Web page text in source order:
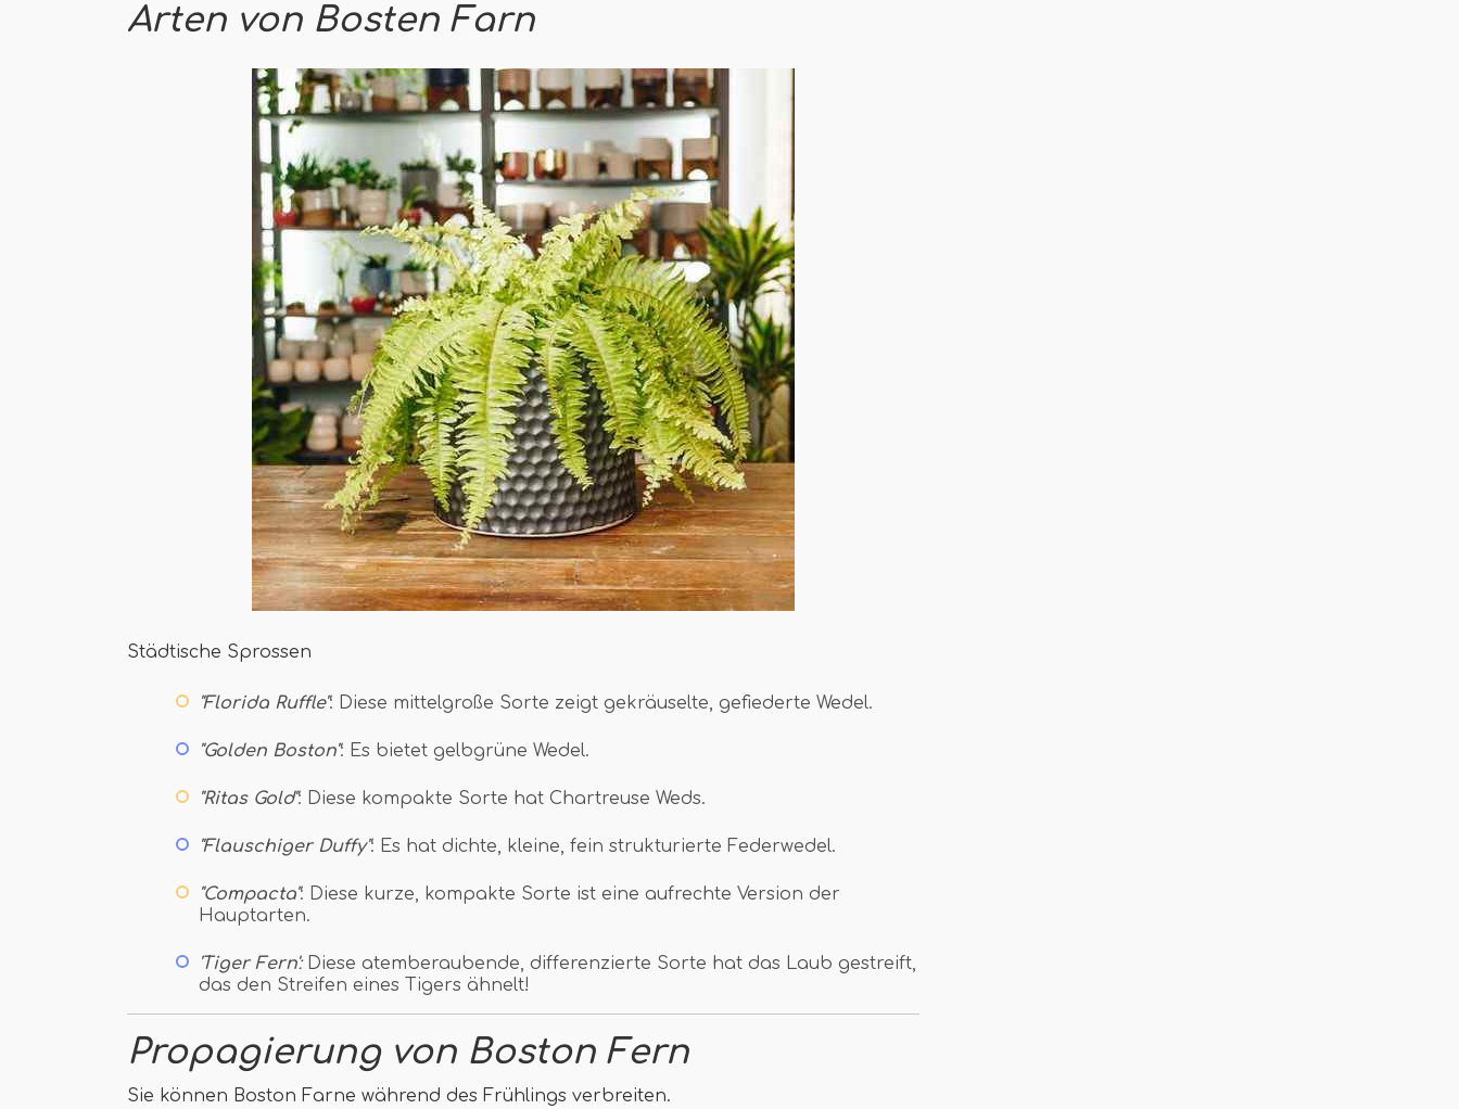
Arten von Bosten Farn
Städtische Sprossen
"Florida Ruffle": Diese mittelgroße Sorte zeigt gekräuselte, gefiederte Wedel.
"Golden Boston": Es bietet gelbgrüne Wedel.
"Ritas Gold": Diese kompakte Sorte hat Chartreuse Weds.
"Flauschiger Duffy": Es hat dichte, kleine, fein strukturierte Federwedel.
"Compacta": Diese kurze, kompakte Sorte ist eine aufrechte Version der
Hauptarten.
'Tiger Fern': Diese atemberaubende, differenzierte Sorte hat das Laub gestreift,
das den Streifen eines Tigers ähnelt!
Propagierung von Boston Fern
Sie können Boston Farne während des Frühlings verbreiten.